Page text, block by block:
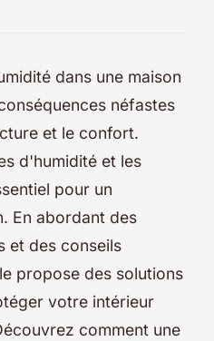
dans une maison
néfastes
et le confort.
d'humidité et les
pour un
En abordant des
et des conseils
propose des solutions
votre intérieur
comment une